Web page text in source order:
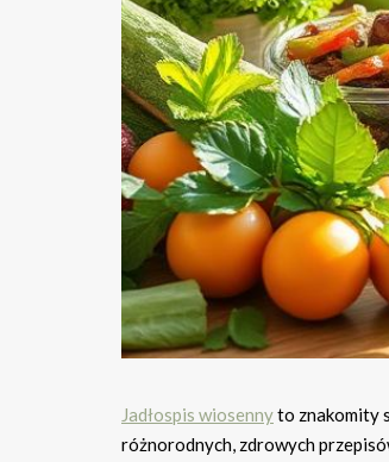
Jadłospis wiosennyto znakomity
różnorodnych, zdrowych